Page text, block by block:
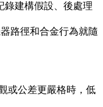
錄建構假設、後處理
路徑和合金行為就隨
或公差更嚴格時，低